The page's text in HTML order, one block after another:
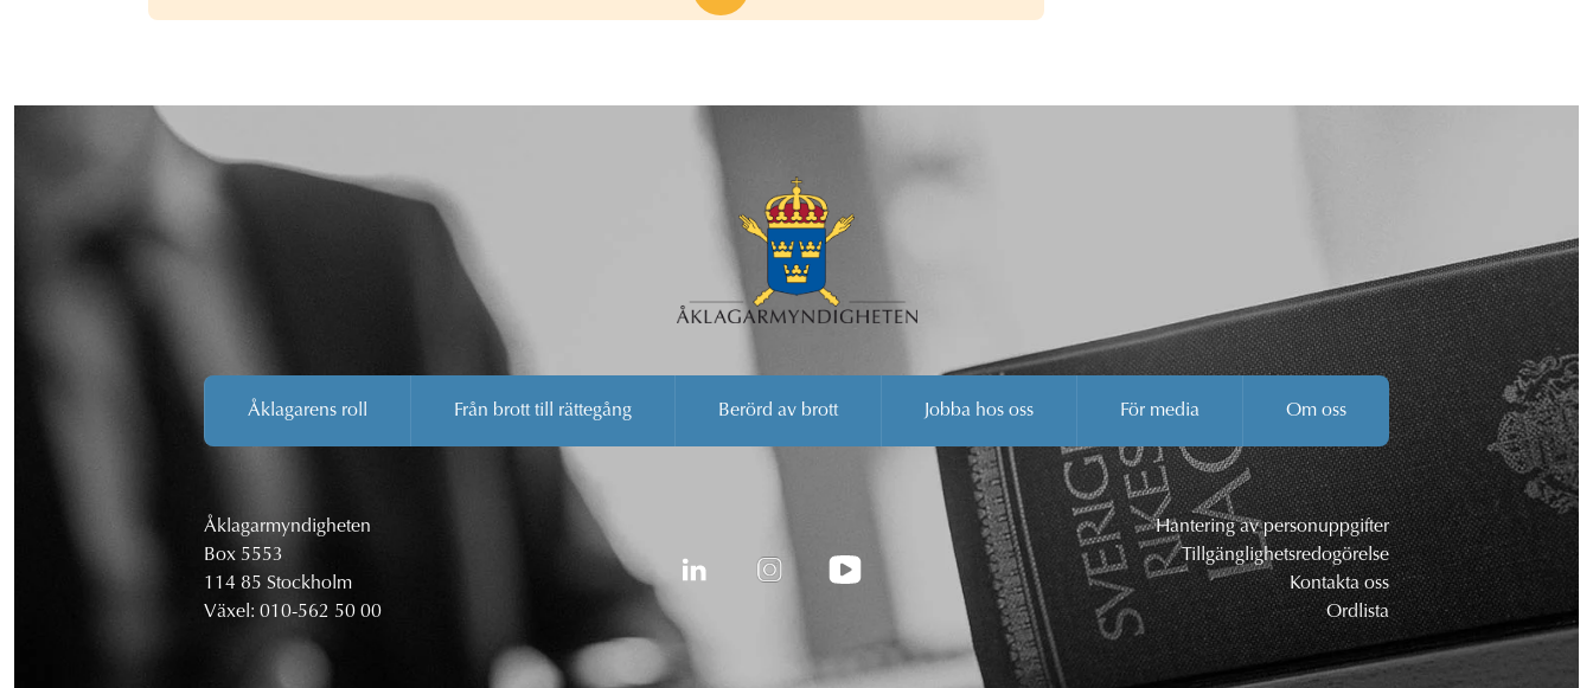
Åklagarens roll Från brott till rättegång Berörd av brott Jobba hos oss För media Om oss
Åklagarmyndigheten
Box 5553
114 85 Stockholm
Växel: 010-562 50 00
Hantering av personuppgifter
Tillgänglighetsredogörelse
Kontakta oss
Ordlista